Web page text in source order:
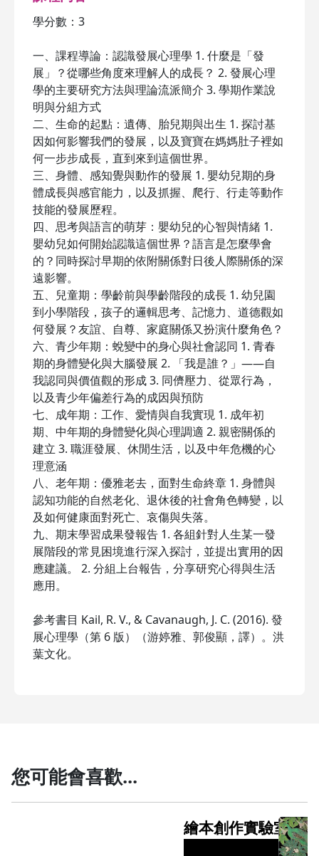
學分數：3
一、課程導論：認識發展心理學 1. 什麼是「發
展」？從哪些角度來理解人的成長？ 2. 發展心理
學的主要研究方法與理論流派簡介 3. 學期作業說
明與分組方式
二、生命的起點：遺傳、胎兒期與出生 1. 探討基
因如何影響我們的發展，以及寶寶在媽媽肚子裡如
何一步步成長，直到來到這個世界。
三、身體、感知覺與動作的發展 1. 嬰幼兒期的身
體成長與感官能力，以及抓握、爬行、行走等動作
技能的發展歷程。
四、思考與語言的萌芽：嬰幼兒的心智與情緒 1.
嬰幼兒如何開始認識這個世界？語言是怎麼學會
的？同時探討早期的依附關係對日後人際關係的深
遠影響。
五、兒童期：學齡前與學齡階段的成長 1. 幼兒園
到小學階段，孩子的邏輯思考、記憶力、道德觀如
何發展？友誼、自尊、家庭關係又扮演什麼角色？
六、青少年期：蛻變中的身心與社會認同 1. 青春
期的身體變化與大腦發展 2. 「我是誰？」——自
我認同與價值觀的形成 3. 同儕壓力、從眾行為，
以及青少年偏差行為的成因與預防
七、成年期：工作、愛情與自我實現 1. 成年初
期、中年期的身體變化與心理調適 2. 親密關係的
建立 3. 職涯發展、休閒生活，以及中年危機的心
理意涵
八、老年期：優雅老去，面對生命終章 1. 身體與
認知功能的自然老化、退休後的社會角色轉變，以
及如何健康面對死亡、哀傷與失落。
九、期末學習成果發報告 1. 各組針對人生某一發
展階段的常見困境進行深入探討，並提出實用的因
應建議。 2. 分組上台報告，分享研究心得與生活
應用。
參考書目 Kail, R. V., & Cavanaugh, J. C. (2016). 發
展心理學（第 6 版）（游婷雅、郭俊顯，譯）。洪
葉文化。
您可能會喜歡...
繪本創作實驗室-創